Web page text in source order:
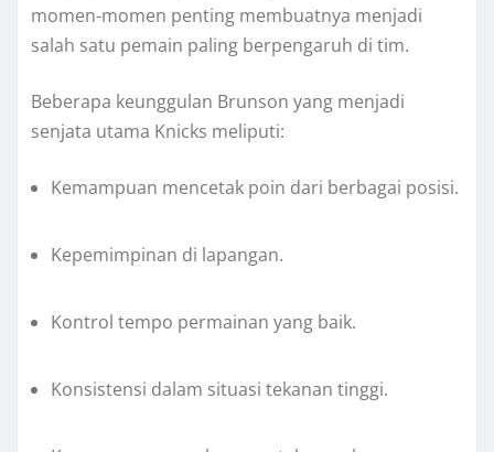
momen-momen penting membuatnya menjadi
salah satu pemain paling berpengaruh di tim.
Beberapa keunggulan Brunson yang menjadi
senjata utama Knicks meliputi:
Kemampuan mencetak poin dari berbagai posisi.
Kepemimpinan di lapangan.
Kontrol tempo permainan yang baik.
Konsistensi dalam situasi tekanan tinggi.